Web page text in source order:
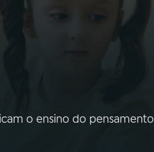
o ensino do pensamento